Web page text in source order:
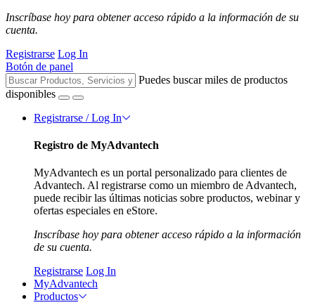
Inscríbase hoy para obtener acceso rápido a la información de su
cuenta.
Registrarse Log In
Botón de panel
Puedes buscar miles de productos
disponibles
Registrarse / Log In
Registro de MyAdvantech
MyAdvantech es un portal personalizado para clientes de
Advantech. Al registrarse como un miembro de Advantech,
puede recibir las últimas noticias sobre productos, webinar y
ofertas especiales en eStore.
Inscríbase hoy para obtener acceso rápido a la información
de su cuenta.
Registrarse Log In
MyAdvantech
Productos